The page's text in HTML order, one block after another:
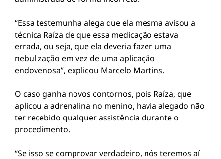
“Essa testemunha alega que ela mesma avisou a
técnica Raíza de que essa medicação estava
errada, ou seja, que ela deveria fazer uma
nebulização em vez de uma aplicação
endovenosa”, explicou Marcelo Martins.
O caso ganha novos contornos, pois Raíza, que
aplicou a adrenalina no menino, havia alegado não
ter recebido qualquer assistência durante o
procedimento.
“Se isso se comprovar verdadeiro, nós teremos aí